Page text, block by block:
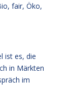
fair, Öko,
ist es, die
in Märkten
im